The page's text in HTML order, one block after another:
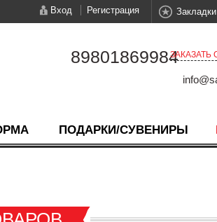
Вход Регистрация Закладки
ПОДАРКИ/СУВЕНИРЫ
89801869984ЗАКАЗАТЬ